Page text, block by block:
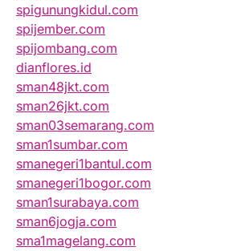
spigunungkidul.com
spijember.com
spijombang.com
dianflores.id
sman48jkt.com
sman26jkt.com
sman03semarang.com
sman1sumbar.com
smanegeri1bantul.com
smanegeri1bogor.com
sman1surabaya.com
sman6jogja.com
sma1magelang.com